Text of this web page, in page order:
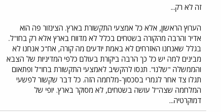
זה לא רק...
הערוץ הראשון, אלא כל אמצעי התקשורת בארץ. הצינזור פה הוא
אדיר והרבה מהקורה בשטחים בכלל לא מדווח בארץ אלא רק בחו"ל.
בגלל שאנחנו האזרחים לא באמת יודעים מה קורה, אח"כ אנחנו לא
מבינים למה יש כל כך הרבה ביקורת בעולם כלפי המדיניות של הצבא
והממשלה "שלנו". תנסו להקשיב לאמצעי התקשורת בחו"ל ופתאום
תגלו צד אחר לגמרי בסכסוך-מלחמה הזה. כל דבר שקשור לפשעי
המלחמה שצה"ל עושה בשטחים, לא מסוקר בארץ. יופי של
דמוקרטיה...